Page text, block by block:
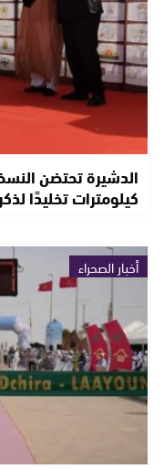
كيلومترات تخليدًا
أخبار الصحراء